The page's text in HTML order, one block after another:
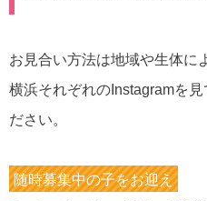
お見合い方法は地域や生体に
横浜それぞれのInstagramを
ださい。
随時募集中の子をお迎え